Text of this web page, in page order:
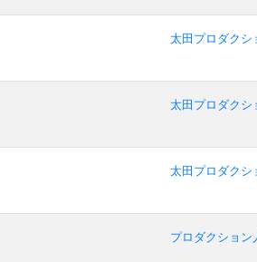
太田プロダクシ
太田プロダクシ
太田プロダクシ
プロダクション